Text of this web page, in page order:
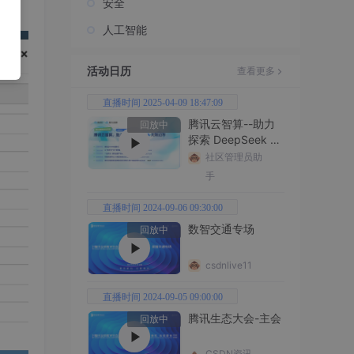
安全
人工智能
活动日历 查看更多
直播时间 2025-04-09 18:47:09
回放中
腾讯云智算--助力
探索 DeepSeek 无
限边界社区管理员助
手
直播时间 2024-09-06 09:30:00
回放中
数智交通专场
csdnlive11
直播时间 2024-09-05 09:00:00
回放中
腾讯生态大会-主会